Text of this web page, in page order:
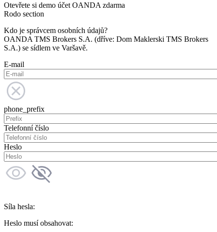
Otevřete si demo účet OANDA zdarma
Rodo section
Kdo je správcem osobních údajů?
OANDA TMS Brokers S.A. (dříve: Dom Maklerski TMS Brokers
S.A.) se sídlem ve Varšavě.
E-mail
phone_prefix
Telefonní číslo
Heslo
Síla hesla:
Heslo musí obsahovat: